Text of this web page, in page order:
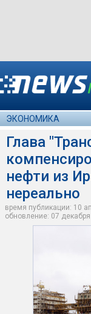
ЭКОНОМИКА
Глава
нефти из
нереально
время публикации: 10
обновление: 07